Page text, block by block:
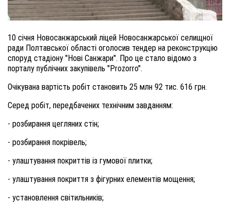
10 січня Новосанжарський ліцей Новосанжарської селищної
ради Полтавської області оголосив тендер на реконструкцію
споруд стадіону "Нові Санжари". Про це стало відомо з
порталу публічних закупівель "Prozorro".
Очікувана вартість робіт становить 25 млн 92 тис. 616 грн.
Серед робіт, передбачених технічним завданням:
- розбирання цегляних стін;
- розбирання покрівель;
- улаштування покриттів із гумової плитки;
- улаштування покриття з фігурних елементів мощення;
- установлення світильників;